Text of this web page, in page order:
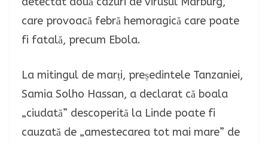
care provoacă febră hemoragică care poate
fi fatală, precum Ebola.
La mitingul de marți, președintele Tanzaniei,
Samia Solho Hassan, a declarat că boala
„ciudată” descoperită la Linde poate fi
cauzată de „amestecarea tot mai mare” de